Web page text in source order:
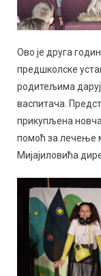
Ово је друга
предшколске
родитељима
васпитача.
прикупљена
помоћ за лечење
Мијајиловића